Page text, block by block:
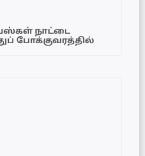
பஸ்கள் நாட்டை
போக்குவரத்தில்